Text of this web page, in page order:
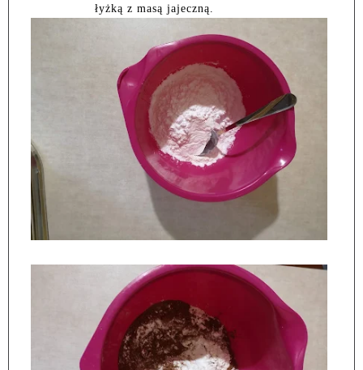
łyżką z masą jajeczną.